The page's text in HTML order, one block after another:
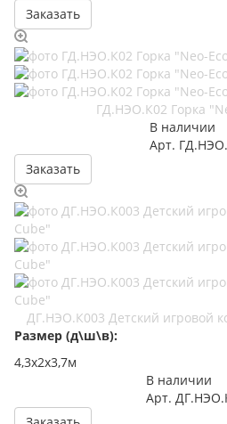
Заказать
ГД.НЭО.К02 Горка
В наличии
Арт.
Заказать
ДГ.НЭО.К003 Детский игровой
Размер (д\ш\в):
4,3х2х3,7м
В наличии
Арт.